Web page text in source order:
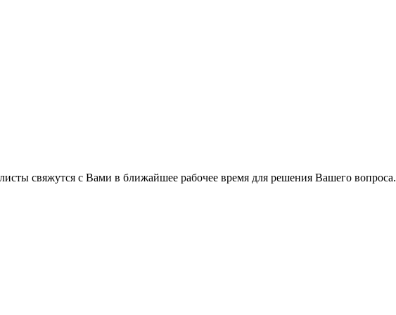
свяжутся с Вами в ближайшее рабочее время для решения Вашего вопроса.